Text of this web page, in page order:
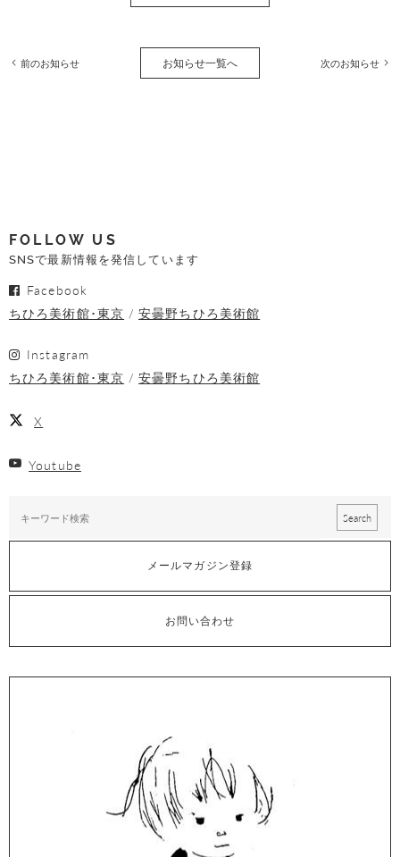
前のお知らせ お知らせ一覧へ 次のお知らせ
FOLLOW US
SNSで最新情報を発信しています
Facebook
ちひろ美術館･東京
安曇野ちひろ美術館
Instagram
ちひろ美術館･東京
安曇野ちひろ美術館
X
Youtube
メールマガジン登録
お問い合わせ